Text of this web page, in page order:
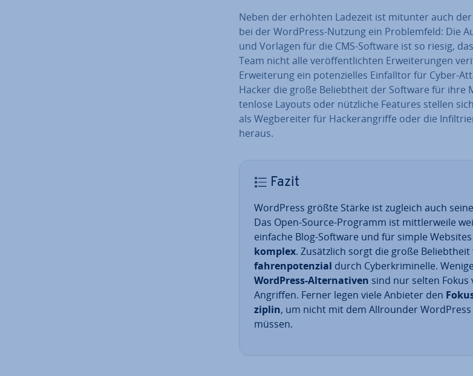
Neben der erhöhten Ladezeit ist mitunter auch der
bei der WordPress-Nutzung ein Pro­blem­feld: Die
und Vorlagen für die CMS-Software ist so riesig,
Team nicht alle ver­öf­fent­lich­ten Er­wei­te­run­gen
Er­wei­te­rung ein po­ten­zi­el­les Ein­fall­tor für Cyber-
Hacker die große Be­liebt­heit der Software für ihre
ten­lo­se Layouts oder nützliche Features stellen
als Weg­be­rei­ter für Ha­cker­an­grif­fe oder die
heraus.
Fazit
WordPress größte Stärke ist zugleich auch
Das Open-Source-Programm ist mitt­ler­wei­le
einfache Blog-Software und für simple
komplex. Zu­sätz­lich sorgt die große
fah­ren­po­ten­zi­al durch Cy­ber­kri­mi­nel­le.
WordPress-Al­ter­na­ti­ven sind nur selten Fokus
Angriffen. Ferner legen viele Anbieter den
zi­plin, um nicht mit dem All­roun­der
müssen.